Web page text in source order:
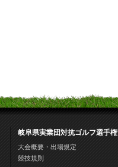
岐阜県実業団対抗ゴルフ選手権
大会概要・出場規定
競技規則